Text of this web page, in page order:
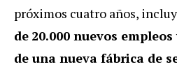
próximos cuatro años,
de 20.000 nuevos
de una nueva fábrica de